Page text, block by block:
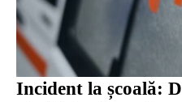
Incident la școală: